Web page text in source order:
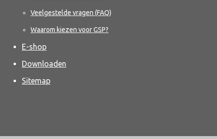
Veelgestelde vragen (FAQ)
Waarom kiezen voor GSP?
E-shop
Downloaden
Sitemap